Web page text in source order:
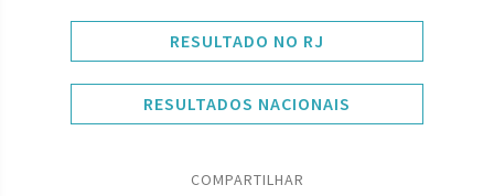
RESULTADO NO RJ
RESULTADOS NACIONAIS
COMPARTILHAR